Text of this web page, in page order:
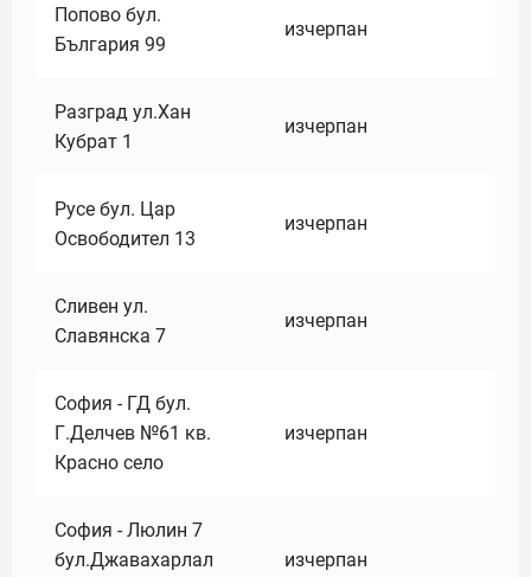
Попово бул.
България 99
изчерпан
Разград ул.Хан
Кубрат 1
изчерпан
Русе бул. Цар
Освободител 13
изчерпан
Сливен ул.
Славянска 7
изчерпан
София - ГД бул.
Г.Делчев №61 кв.
Красно село
изчерпан
София - Люлин 7
бул.Джавахарлал
изчерпан